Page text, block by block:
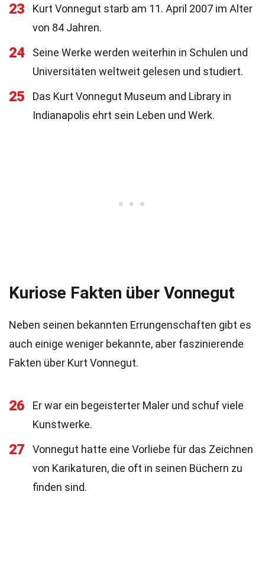
23
Kurt Vonnegut starb am 11. April 2007 im Alter
von 84 Jahren.
24
Seine Werke werden weiterhin in Schulen und
Universitäten weltweit gelesen und studiert.
25
Das Kurt Vonnegut Museum and Library in
Indianapolis ehrt sein Leben und Werk.
Kuriose Fakten über Vonnegut
Neben seinen bekannten Errungenschaften gibt es
auch einige weniger bekannte, aber faszinierende
Fakten über Kurt Vonnegut.
26
Er war ein begeisterter Maler und schuf viele
Kunstwerke.
27
Vonnegut hatte eine Vorliebe für das Zeichnen
von Karikaturen, die oft in seinen Büchern zu
finden sind.